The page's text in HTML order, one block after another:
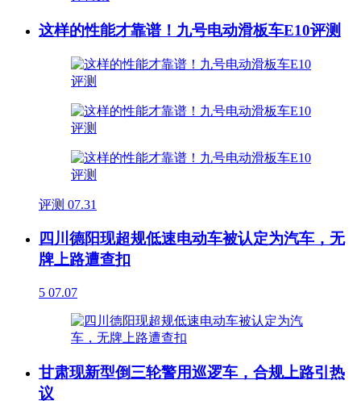
这样的性能才靠谱！九号电动滑板车E10评测
评测 07.31
四川德阳现超规低速电动车被认定为汽车，无
牌上路遭查扣
5 07.07
甘肃现新型倒三轮警用巡逻车，合规上路引热
议